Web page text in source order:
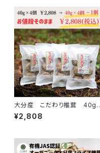
大分産 こだわり椎茸 40g×
4個＋1個 合計5個
¥2,808